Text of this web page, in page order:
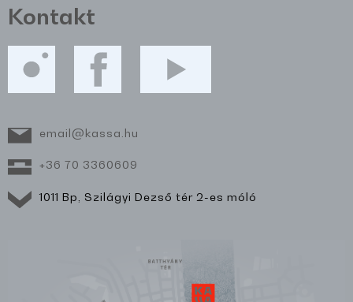
Kontakt
email@kassa.hu
+36 70 3360609
1011 Bp, Szilágyi Dezső tér 2-es móló